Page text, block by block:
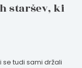
staršev, ki
tudi sami držali